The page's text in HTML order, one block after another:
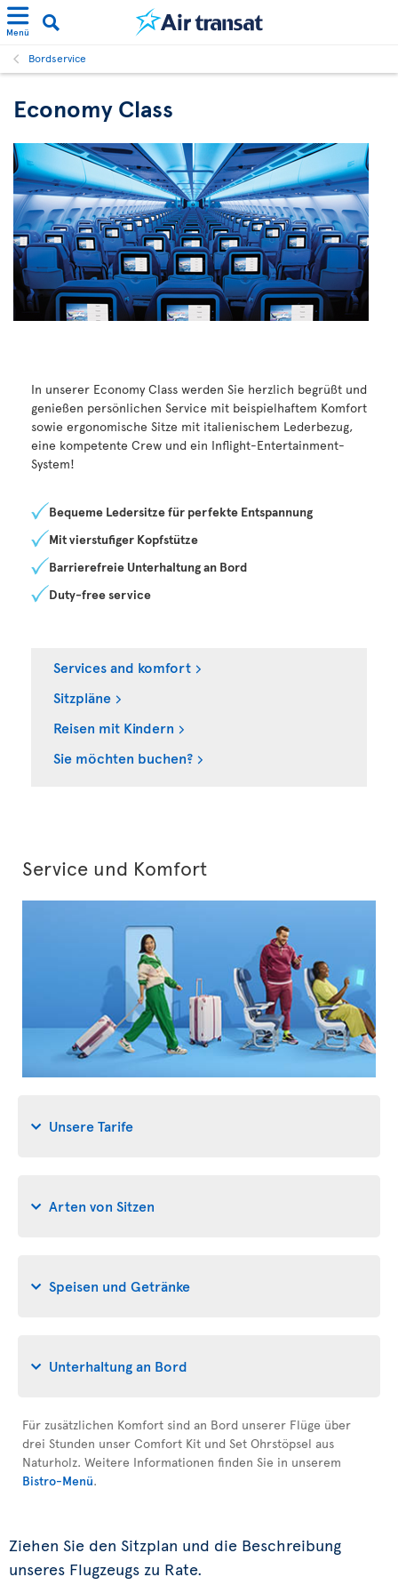
Menü
Bordservice
Economy Class
In unserer Economy Class werden Sie herzlich begrüßt und
genießen persönlichen Service mit beispielhaftem Komfort
sowie ergonomische Sitze mit italienischem Lederbezug,
eine kompetente Crew und ein Inflight-Entertainment-
System!
Bequeme Ledersitze für perfekte Entspannung
Mit vierstufiger Kopfstütze
Barrierefreie Unterhaltung an Bord
Duty-free service
Services and komfort
Sitzpläne
Reisen mit Kindern
Sie möchten buchen?
Service und Komfort
Unsere Tarife
Arten von Sitzen
Speisen und Getränke
Unterhaltung an Bord
Für zusätzlichen Komfort sind an Bord unserer Flüge über
drei Stunden unser Comfort Kit und Set Ohrstöpsel aus
Naturholz. Weitere Informationen finden Sie in unserem
Bistro-Menü.
Ziehen Sie den Sitzplan und die Beschreibung
unseres Flugzeugs zu Rate.